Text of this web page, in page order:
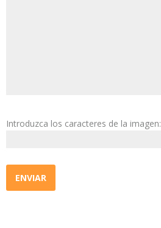
Introduzca los caracteres de la imagen: